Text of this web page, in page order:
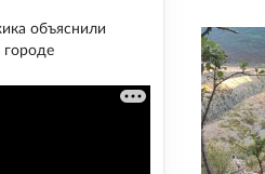
объяснили
городе